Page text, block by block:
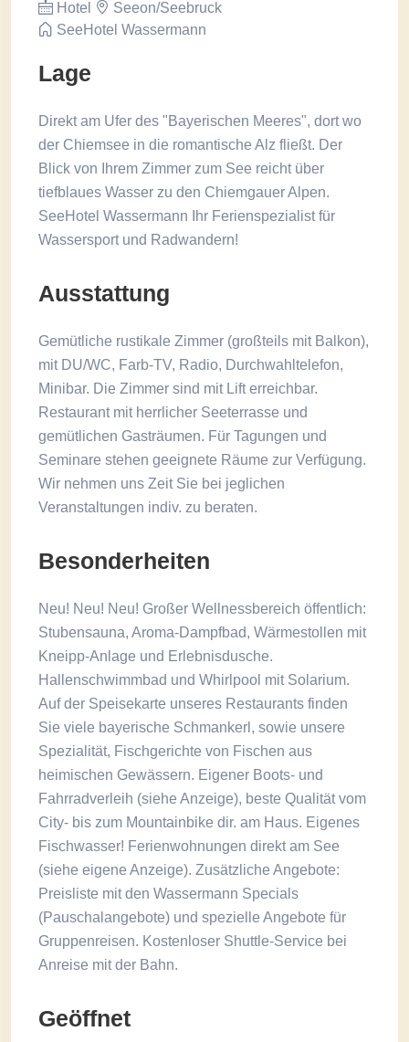
Hotel
Seeon/Seebruck
SeeHotel Wassermann
Lage
Direkt am Ufer des "Bayerischen Meeres", dort wo
der Chiemsee in die romantische Alz fließt. Der
Blick von Ihrem Zimmer zum See reicht über
tiefblaues Wasser zu den Chiemgauer Alpen.
SeeHotel Wassermann Ihr Ferienspezialist für
Wassersport und Radwandern!
Ausstattung
Gemütliche rustikale Zimmer (großteils mit Balkon),
mit DU/WC, Farb-TV, Radio, Durchwahltelefon,
Minibar. Die Zimmer sind mit Lift erreichbar.
Restaurant mit herrlicher Seeterrasse und
gemütlichen Gasträumen. Für Tagungen und
Seminare stehen geeignete Räume zur Verfügung.
Wir nehmen uns Zeit Sie bei jeglichen
Veranstaltungen indiv. zu beraten.
Besonderheiten
Neu! Neu! Neu! Großer Wellnessbereich öffentlich:
Stubensauna, Aroma-Dampfbad, Wärmestollen mit
Kneipp-Anlage und Erlebnisdusche.
Hallenschwimmbad und Whirlpool mit Solarium.
Auf der Speisekarte unseres Restaurants finden
Sie viele bayerische Schmankerl, sowie unsere
Spezialität, Fischgerichte von Fischen aus
heimischen Gewässern. Eigener Boots- und
Fahrradverleih (siehe Anzeige), beste Qualität vom
City- bis zum Mountainbike dir. am Haus. Eigenes
Fischwasser! Ferienwohnungen direkt am See
(siehe eigene Anzeige). Zusätzliche Angebote:
Preisliste mit den Wassermann Specials
(Pauschalangebote) und spezielle Angebote für
Gruppenreisen. Kostenloser Shuttle-Service bei
Anreise mit der Bahn.
Geöffnet